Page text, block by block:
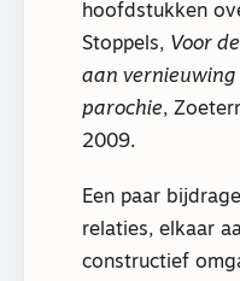
hoofdstukken
Stoppels, Voor
aan vernieuwing
parochie,
2009.
Een paar
relaties, elkaar
constructief